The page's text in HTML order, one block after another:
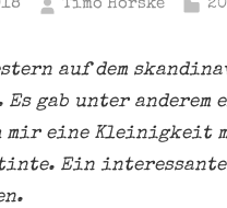
Timo Hörske
auf dem
Es gab unter
mir eine Kleinigkeit
Ein